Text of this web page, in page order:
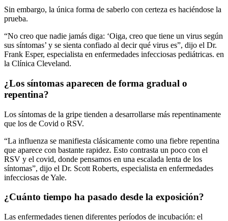
Sin embargo, la única forma de saberlo con certeza es haciéndose la
prueba.
“No creo que nadie jamás diga: ‘Oiga, creo que tiene un virus según
sus síntomas’ y se sienta confiado al decir qué virus es”, dijo el Dr.
Frank Esper, especialista en enfermedades infecciosas pediátricas. en
la Clínica Cleveland.
¿Los síntomas aparecen de forma gradual o
repentina?
Los síntomas de la gripe tienden a desarrollarse más repentinamente
que los de Covid o RSV.
“La influenza se manifiesta clásicamente como una fiebre repentina
que aparece con bastante rapidez. Esto contrasta un poco con el
RSV y el covid, donde pensamos en una escalada lenta de los
síntomas”, dijo el Dr. Scott Roberts, especialista en enfermedades
infecciosas de Yale.
¿Cuánto tiempo ha pasado desde la exposición?
Las enfermedades tienen diferentes períodos de incubación: el